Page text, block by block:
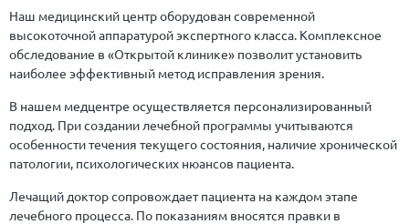
Наш медицинский центр оборудован современной
высокоточной аппаратурой экспертного класса. Комплексное
обследование в «Открытой клинике» позволит установить
наиболее эффективный метод исправления зрения.
В нашем медцентре осуществляется персонализированный
подход. При создании лечебной программы учитываются
особенности течения текущего состояния, наличие хронической
патологии, психологических нюансов пациента.
Лечащий доктор сопровождает пациента на каждом этапе
лечебного процесса. По показаниям вносятся правки в